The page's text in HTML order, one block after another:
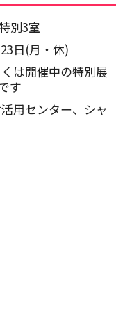
別3室
日(月・休)
は開催中の特別展
す
用センター、シャ